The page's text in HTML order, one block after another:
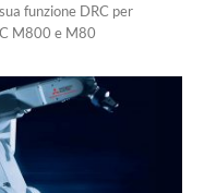
funzione DRC per
M800 e M80